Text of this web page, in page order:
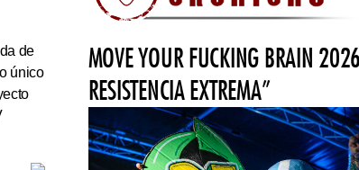
de
único
MOVE YOUR FUCKING BRAIN
RESISTENCIA EXTREMA”